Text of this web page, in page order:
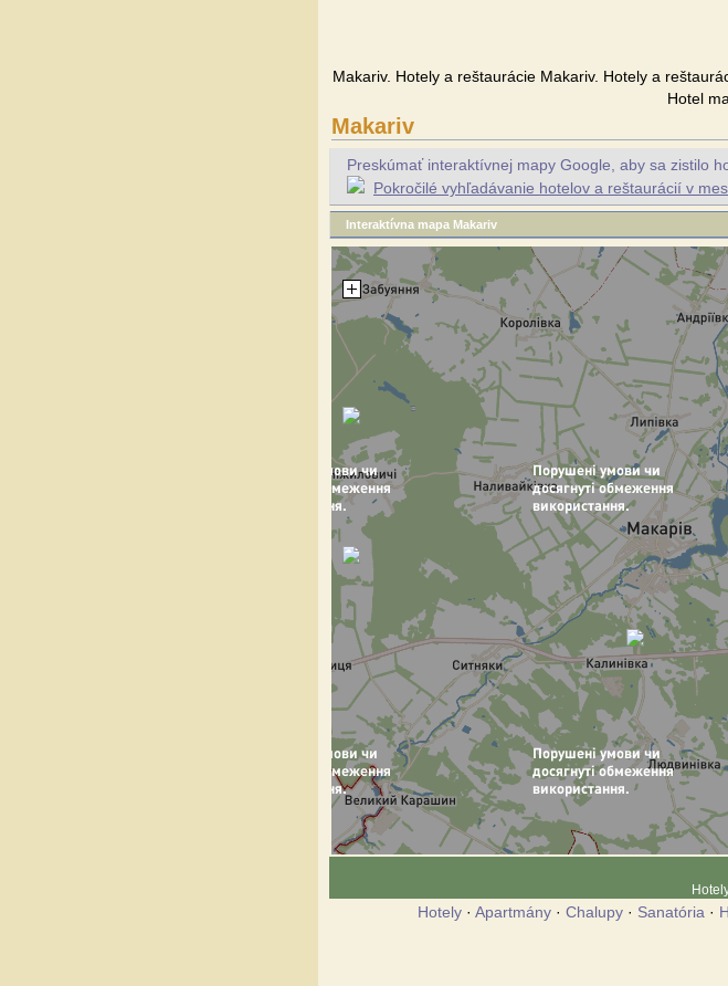
Makariv. Hotely a reštaurácie Makariv. Hotely a
Hotel
Makariv
Preskúmať interaktívnej mapy Google, aby sa zistilo
Pokročilé vyhľadávanie hotelov a reštaurácií v
Interaktívna mapa Makariv
Hotely · Apartmány · Chalupy · Sanatória ·